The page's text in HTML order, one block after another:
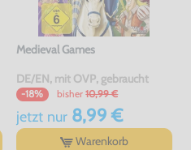
Medieval Games
DE/EN, mit OVP, gebraucht
-18% bisher 10,99 €
jetzt nur8,99 €
Warenkorb